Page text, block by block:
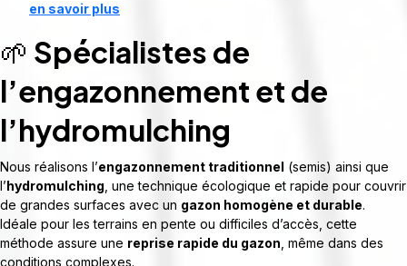
en savoir plus
🌱 Spécialistes de
l’engazonnement et de
l’hydromulching
Nous réalisons l’engazonnement traditionnel (semis) ainsi que
l’hydromulching , une technique écologique et rapide pour couvrir
de grandes surfaces avec un gazon homogène et durable.
Idéale pour les terrains en pente ou difficiles d’accès, cette
méthode assure une reprise rapide du gazon , même dans des
conditions complexes.